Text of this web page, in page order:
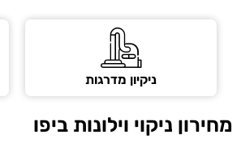
ניקיון מדרגות
מחירון ניקוי וילונות ביפו